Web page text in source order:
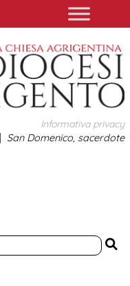
Informativa privacy
San Domenico, sacerdote